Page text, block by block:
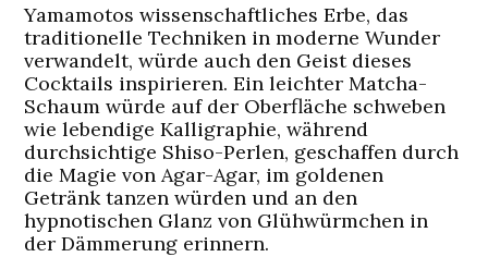
Yamamotos wissenschaftliches Erbe, das
traditionelle Techniken in moderne Wunder
verwandelt, würde auch den Geist dieses
Cocktails inspirieren. Ein leichter Matcha-
Schaum würde auf der Oberfläche schweben
wie lebendige Kalligraphie, während
durchsichtige Shiso-Perlen, geschaffen durch
die Magie von Agar-Agar, im goldenen
Getränk tanzen würden und an den
hypnotischen Glanz von Glühwürmchen in
der Dämmerung erinnern.